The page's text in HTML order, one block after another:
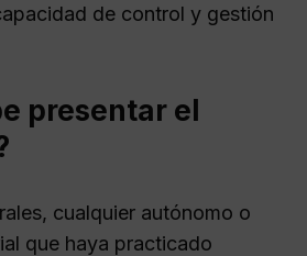
de control y gestión
presentar el
cualquier autónomo o
que haya practicado